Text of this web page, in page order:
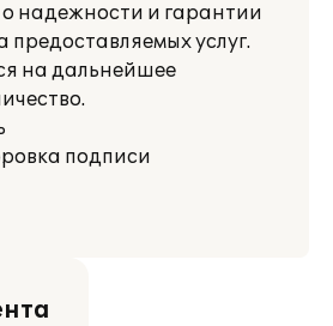
о надежности и гарантии
предоставляемых услуг.
на дальнейшее
подписи